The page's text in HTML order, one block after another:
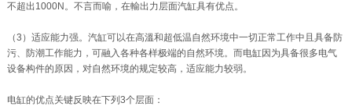
不超出1000N。不言而喻，在輸出力层面汽缸具有优点。
（3）适应能力强。汽缸可以在高溫和超低温自然环境中一切正常工作中且具备防
污、防潮工作能力，可融入各种各样极端的自然环境。而电缸因为具备很多电气
设备构件的原因，对自然环境的规定较高，适应能力较弱。
电缸的优点关键反映在下列3个层面：